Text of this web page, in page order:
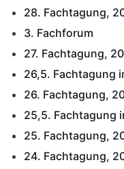
28. Fachtagung,
3. Fachforum
27. Fachtagung,
26,5. Fachtagung
26. Fachtagung,
25,5. Fachtagung
25. Fachtagung,
24. Fachtagung,